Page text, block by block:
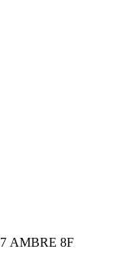
AMBRE 8F